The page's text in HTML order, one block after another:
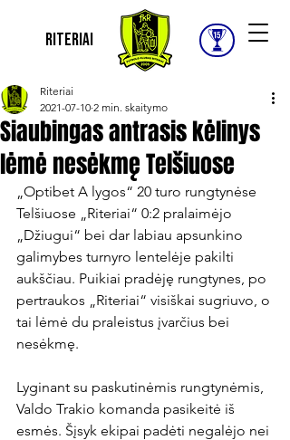
Riteriai
Siaubingas antrasis kėlinys
lėmė nesėkmę Telšiuose
Riteriai
2021-07-10 2 min. skaitymo
„Optibet A lygos“ 20 turo rungtynėse
Telšiuose „Riteriai“ 0:2 pralaimėjo
„Džiugui“ bei dar labiau apsunkino
galimybes turnyro lentelėje pakilti
aukščiau. Puikiai pradėję rungtynes, po
pertraukos „Riteriai“ visiškai sugriuvo, o
tai lėmė du praleistus įvarčius bei
nesėkmę.
Lyginant su paskutinėmis rungtynėmis,
Valdo Trakio komanda pasikeitė iš
esmės. Šįsyk ekipai padėti negalėjo nei